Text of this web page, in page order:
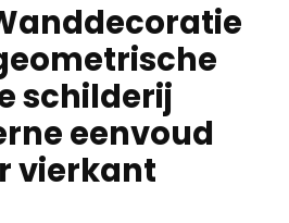
schilderij
eenvoud
vierkant